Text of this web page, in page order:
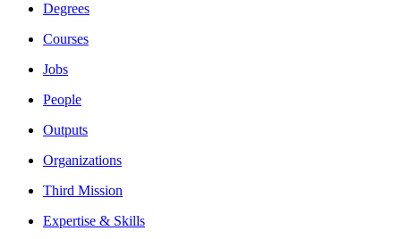
Degrees
Courses
Jobs
People
Outputs
Organizations
Third Mission
Expertise & Skills